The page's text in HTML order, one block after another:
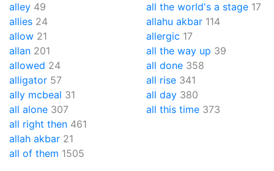
alley 49
allies 24
allow 21
allan 201
allowed 24
alligator 57
ally mcbeal 31
all alone 307
all the world's a stage 17
allahu akbar 114
allergic 17
all the way up 39
all done 358
all rise 341
all day 380
all this time 373
all right then 461
allah akbar 21
all of them 1505